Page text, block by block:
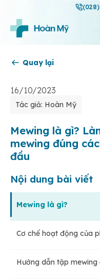
Quay lại
16/10/2023
Tác giả: Hoàn Mỹ
Mewing là gì?
mewing đúng
đầu
Nội dung bài viết
Mewing là gì?
Cơ chế hoạt động của
Hướng dẫn tập